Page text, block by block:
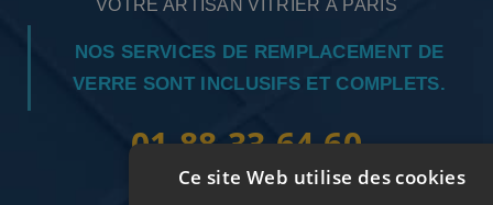
VOTRE ARTISAN VITRIER À PARIS
NOS SERVICES DE REMPLACEMENT DE
VERRE SONT INCLUSIFS ET COMPLETS.
01.88.33.64.60
Ce site Web utilise des cookies